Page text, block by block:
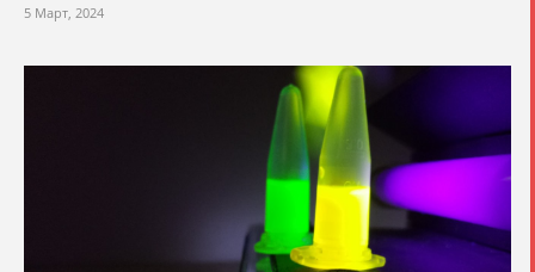
5 Март, 2024